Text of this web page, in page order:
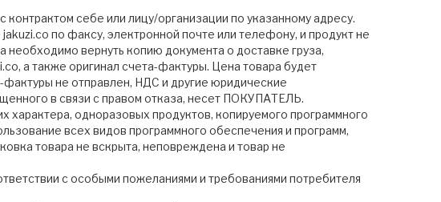
себе или лицу/организации по указанному адресу.
по факсу, электронной почте или телефону, и продукт не
необходимо вернуть копию документа о доставке груза,
а также оригинал счета-фактуры. Цена товара будет
не отправлен, НДС и другие юридические
в связи с правом отказа, несет ПОКУПАТЕЛЬ.
характера, одноразовых продуктов, копируемого программного
всех видов программного обеспечения и программ,
товара не вскрыта, неповреждена и товар не
с особыми пожеланиями и требованиями потребителя